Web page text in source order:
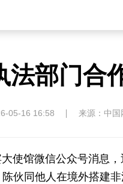
法部门合
05-16 16:58 来源：中国
馆微信公众号消息，
伙同他人在境外搭建